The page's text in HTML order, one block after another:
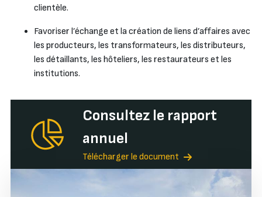
clientèle.
Favoriser l’échange et la création de liens d’affaires avec
les producteurs, les transformateurs, les distributeurs,
les détaillants, les hôteliers, les restaurateurs et les
institutions.
Consultez le rapport
annuel
Télécharger le document